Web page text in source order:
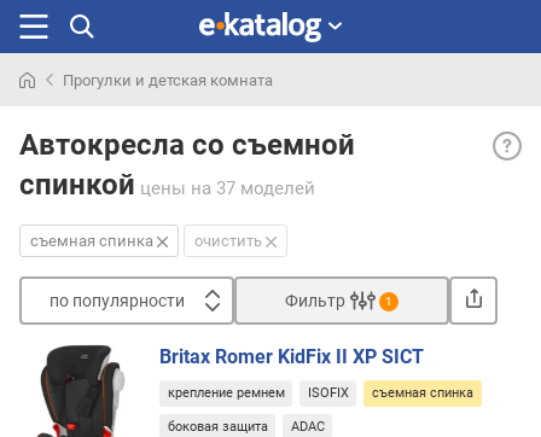
раньше
Прогулки и детская комната
Автокресла со съемной
спинкой цены на 37 моделей
съемная спинка очистить
по популярности
п
Фильтр 1
Britax Romer KidFix II XP SICT
крепление ремнем ISOFIX съемная спинка
боковая защита ADAC